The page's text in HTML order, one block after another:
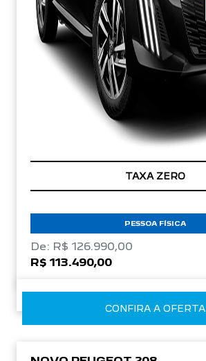
TAXA ZERO
PESSOA FÍSICA
De: R$ 126.990,00
R$ 113.490,00
CONFIRA A OFERTA